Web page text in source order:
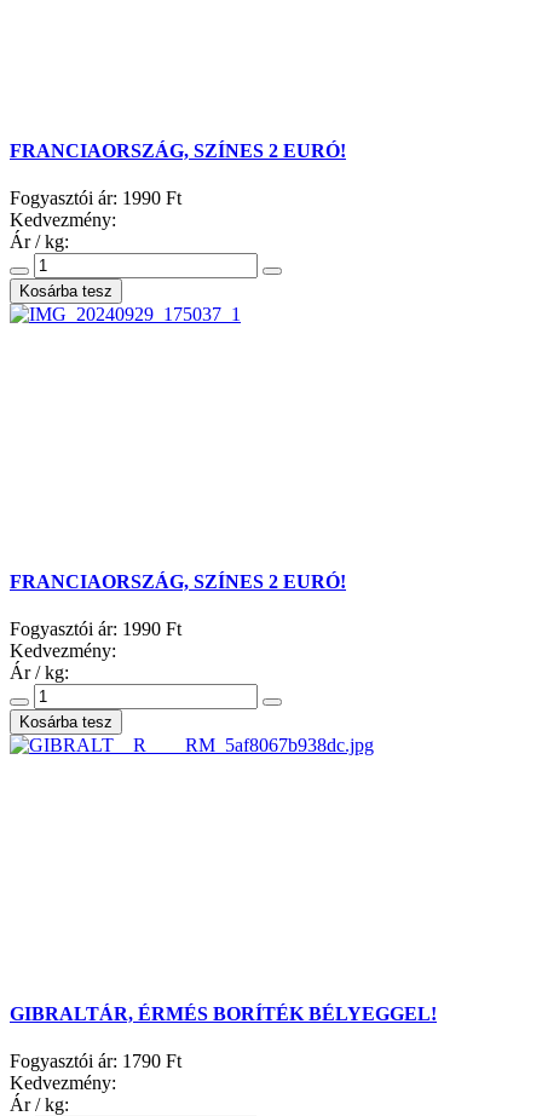
FRANCIAORSZÁG, SZÍNES 2 EURÓ!
Fogyasztói ár: 1990 Ft
Kedvezmény:
Ár / kg:
FRANCIAORSZÁG, SZÍNES 2 EURÓ!
Fogyasztói ár: 1990 Ft
Kedvezmény:
Ár / kg:
GIBRALTÁR, ÉRMÉS BORÍTÉK BÉLYEGGEL!
Fogyasztói ár: 1790 Ft
Kedvezmény:
Ár / kg: